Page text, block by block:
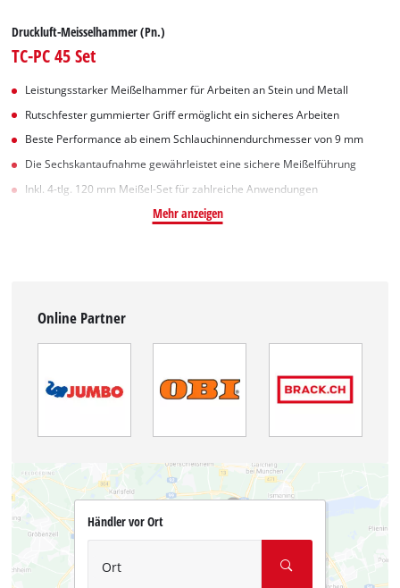
Druckluft-Meisselhammer (Pn.)
TC-PC 45 Set
Leistungsstarker Meißelhammer für Arbeiten an Stein und Metall
Rutschfester gummierter Griff ermöglicht ein sicheres Arbeiten
Beste Performance ab einem Schlauchinnendurchmesser von 9 mm
Die Sechskantaufnahme gewährleistet eine sichere Meißelführung
Inkl. 4-tlg. 120 mm Meißel-Set für zahlreiche Anwendungen
Mehr anzeigen
Online Partner
Händler vor Ort
Ort